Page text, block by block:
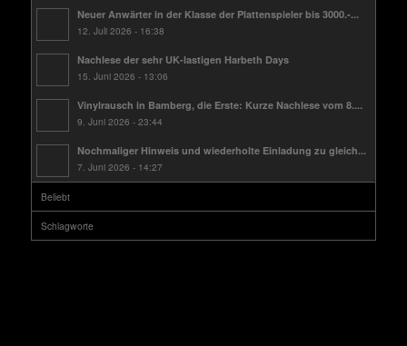
Neuer Anwärter in der Klasse der Plattenspieler bis 3000.-...
12. Juli 2026 - 16:38
Nachlese der sehr UK-lastigen Harbeth Days
15. Juni 2026 - 13:06
Vinylrausch in Bamberg, die Erste: Kurze Nachlese vom 8....
9. Juni 2026 - 23:44
Nochmaliger Hinweis und wiederholte Einladung zu gleich...
7. Juni 2026 - 14:27
Beliebt
Schlagworte